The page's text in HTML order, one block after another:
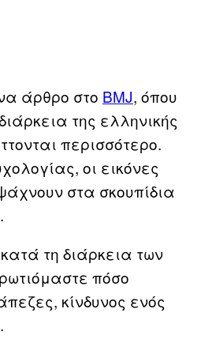
άρθρο στο BMJ, όπου
της ελληνικής
περισσότερο.
οι εικόνες
στα σκουπίδια
τη διάρκεια των
πόσο
κίνδυνος ενός